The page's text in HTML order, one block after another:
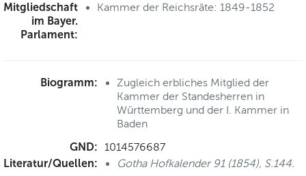
Mitgliedschaft
im Bayer.
Parlament:
Kammer der Reichsräte: 1849-1852
Biogramm:
Zugleich erbliches Mitglied der
Kammer der Standesherren in
Württemberg und der I. Kammer in
Baden
GND: 1014576687
Literatur/Quellen: Gotha Hofkalender 91 (1854), S.144.